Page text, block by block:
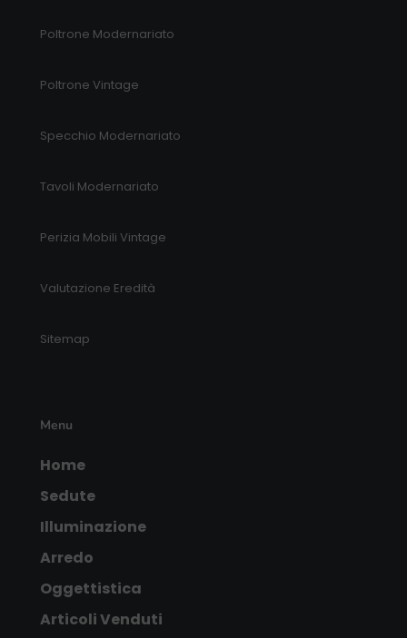
Poltrone Modernariato
Poltrone Vintage
Specchio Modernariato
Tavoli Modernariato
Perizia Mobili Vintage
Valutazione Eredità
Sitemap
Menu
Home
Sedute
Illuminazione
Arredo
Oggettistica
Articoli Venduti